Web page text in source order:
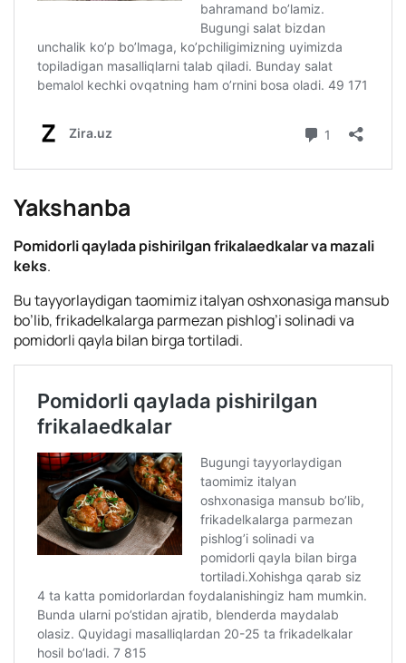
Yakshanba
Pomidorli qaylada pishirilgan frikalaedkalar va mazali
keks.
Bu tayyorlaydigan taomimiz italyan oshxonasiga mansub
bo’lib, frikadelkalarga parmezan pishlog’i solinadi va
pomidorli qayla bilan birga tortiladi.